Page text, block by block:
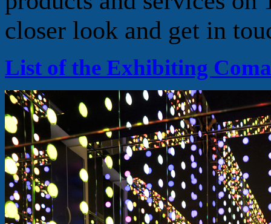
closer look and get in
List of the Exhibiting